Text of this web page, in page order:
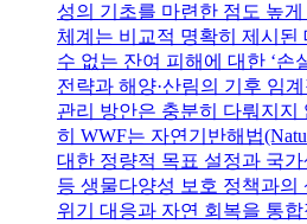
성의 기초를 마련한 점도 높
체계는 비교적 명확히 제시된
수 없는 잔여 피해에 대한 ‘손
전략과 해양·산림의 기후 임
관리 방안은 충분히 다뤄지지
히 WWF는 자연기반해법
대한 정량적 목표 설정과 국
등 생물다양성 보호 정책과의
위기 대응과 자연 회복을 통